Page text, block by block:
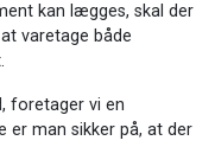
kan lægges, skal der
varetage både
foretager vi en
er man sikker på, at der